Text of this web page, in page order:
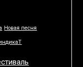
Новая песня